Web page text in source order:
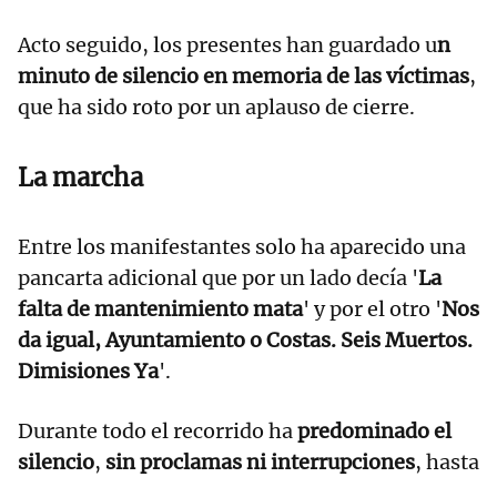
Acto seguido, los presentes han guardado un
minuto de silencio en memoria de las víctimas,
que ha sido roto por un aplauso de cierre.
La marcha
Entre los manifestantes solo ha aparecido una
pancarta adicional que por un lado decía 'La
falta de mantenimiento mata' y por el otro 'Nos
da igual, Ayuntamiento o Costas. Seis Muertos.
Dimisiones Ya'.
Durante todo el recorrido hapredominado el
silencio, sin proclamas ni interrupciones, hasta